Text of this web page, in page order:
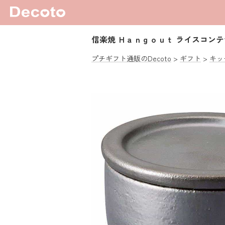
信楽焼 Ｈａｎｇｏｕｔ ライスコン
プチギフト通販のDecoto ギフト キ